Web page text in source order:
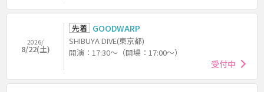
2026/
8/22(土)
先着 GOODWARP
SHIBUYA DIVE(東京都)
開演：17:30～（開場：17:00～）
受付中